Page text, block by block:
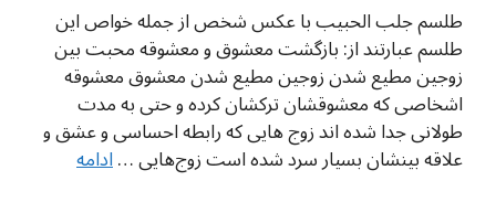
طلسم جلب الحبیب با عکس شخص از جمله خواص این
طلسم عبارتند از: بازگشت معشوق و معشوقه محبت بین
زوجین مطیع شدن زوجین مطیع شدن معشوق معشوقه
اشخاصی که معشوقشان ترکشان کرده و حتی به مدت
طولانی جدا شده اند زوج هایی که رابطه احساسی و عشق و
علاقه بینشان بسیار سرد شده است زوج‌هایی …ادامه